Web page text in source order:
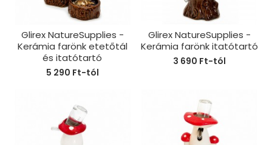
Glirex NatureSupplies -
Kerámia farönk etetőtál
és itatótartó
5 290 Ft-tól
Glirex NatureSupplies -
Kerámia farönk itatótartó
3 690 Ft-tól